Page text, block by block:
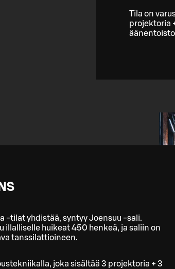
Tila on
projektoria
-tilat yhdistää, syntyy Joensuu -sali.
illalliselle huikeat 450 henkeä, ja saliin on
tanssilattioineen.
joka sisältää 3 projektoria + 3